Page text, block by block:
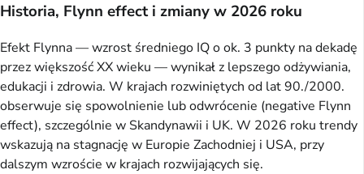
Historia, Flynn effect i zmiany w 2026 roku
Efekt Flynna — wzrost średniego IQ o ok. 3 punkty na dekadę
przez większość XX wieku — wynikał z lepszego odżywiania,
edukacji i zdrowia. W krajach rozwiniętych od lat 90./2000.
obserwuje się spowolnienie lub odwrócenie (negative Flynn
effect), szczególnie w Skandynawii i UK. W 2026 roku trendy
wskazują na stagnację w Europie Zachodniej i USA, przy
dalszym wzroście w krajach rozwijających się.